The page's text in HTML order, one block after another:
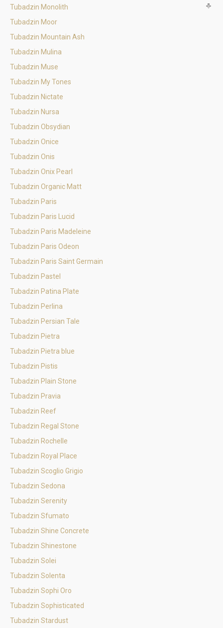
Tubadzin Monolith
Tubadzin Moor
Tubadzin Mountain Ash
Tubadzin Mulina
Tubadzin Muse
Tubadzin My Tones
Tubadzin Nictate
Tubadzin Nursa
Tubadzin Obsydian
Tubadzin Onice
Tubadzin Onis
Tubadzin Onix Pearl
Tubadzin Organic Matt
Tubadzin Paris
Tubadzin Paris Lucid
Tubadzin Paris Madeleine
Tubadzin Paris Odeon
Tubadzin Paris Saint Germain
Tubadzin Pastel
Tubadzin Patina Plate
Tubadzin Perlina
Tubadzin Persian Tale
Tubadzin Pietra
Tubadzin Pietra blue
Tubadzin Pistis
Tubadzin Plain Stone
Tubadzin Pravia
Tubadzin Reef
Tubadzin Regal Stone
Tubadzin Rochelle
Tubadzin Royal Place
Tubadzin Scoglio Grigio
Tubadzin Sedona
Tubadzin Serenity
Tubadzin Sfumato
Tubadzin Shine Concrete
Tubadzin Shinestone
Tubadzin Solei
Tubadzin Solenta
Tubadzin Sophi Oro
Tubadzin Sophisticated
Tubadzin Stardust